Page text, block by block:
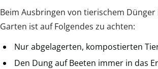
Beim Ausbringen von tierischem
Garten ist auf Folgendes zu achten:
Nur abgelagerten, kompostierten
Den Dung auf Beeten immer in das